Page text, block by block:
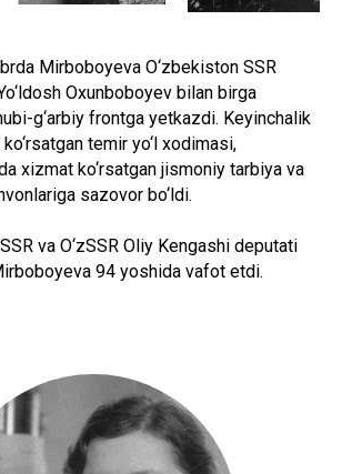
Mirboboyeva O‘zbekiston SSR
Oxunboboyev bilan birga
g‘arbiy frontga yetkazdi. Keyinchalik
temir yo‘l xodimasi,
xizmat ko‘rsatgan jismoniy tarbiya va
sazovor bo‘ldi.
va O‘zSSR Oliy Kengashi deputati
94 yoshida vafot etdi.